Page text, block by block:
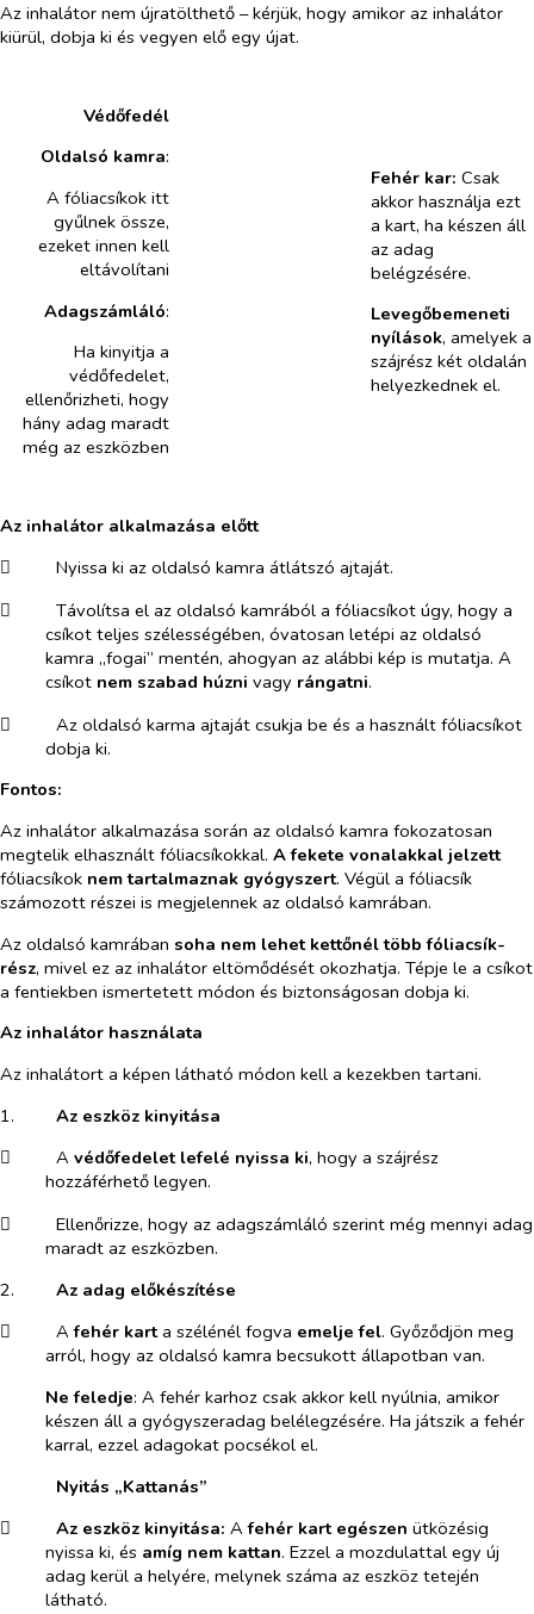
Az inhalátor nem újratölthető – kérjük, hogy amikor az inhalátor
kiürül, dobja ki és vegyen elő egy újat.
Védőfedél
Oldalsó kamra:
A fóliacsíkok itt
gyűlnek össze,
ezeket innen kell
eltávolítani
Adagszámláló:
Ha kinyitja a
védőfedelet,
ellenőrizheti, hogy
hány adag maradt
még az eszközben
Fehér kar: Csak
akkor használja ezt
a kart, ha készen áll
az adag
belégzésére.
Levegőbemeneti
nyílások, amelyek a
szájrész két oldalán
helyezkednek el.
Az inhalátor alkalmazása előtt
​
Nyissa ki az oldalsó kamra átlátszó ajtaját.
​
Távolítsa el az oldalsó kamrából a fóliacsíkot úgy, hogy a
csíkot teljes szélességében, óvatosan letépi az oldalsó
kamra „fogai” mentén, ahogyan az alábbi kép is mutatja. A
csíkot nem szabad húzni vagy rángatni.
​
Az oldalsó karma ajtaját csukja be és a használt fóliacsíkot
dobja ki.
Fontos:
Az inhalátor alkalmazása során az oldalsó kamra fokozatosan
megtelik elhasznált fóliacsíkokkal. A fekete vonalakkal jelzett
fóliacsíkok nem tartalmaznak gyógyszert. Végül a fóliacsík
számozott részei is megjelennek az oldalsó kamrában.
Az oldalsó kamrában soha nem lehet kettőnél több fóliacsík-
rész, mivel ez az inhalátor eltömődését okozhatja. Tépje le a csíkot
a fentiekben ismertetett módon és biztonságosan dobja ki.
Az inhalátor használata
Az inhalátort a képen látható módon kell a kezekben tartani.
1.​
Az eszköz kinyitása
​
A védőfedelet lefelé nyissa ki, hogy a szájrész
hozzáférhető legyen.
​
Ellenőrizze, hogy az adagszámláló szerint még mennyi adag
maradt az eszközben.
2.​
Az adag előkészítése
​
Afehér karta szélénél fogva emelje fel. Győződjön meg
arról, hogy az oldalsó kamra becsukott állapotban van.
Ne feledje: A fehér karhoz csak akkor kell nyúlnia, amikor
készen áll a gyógyszeradag belélegzésére. Ha játszik a fehér
karral, ezzel adagokat pocsékol el.
Nyitás „Kattanás”
​
Az eszköz kinyitása: Afehér kart egészen ütközésig
nyissa ki, és amíg nem kattan. Ezzel a mozdulattal egy új
adag kerül a helyére, melynek száma az eszköz tetején
látható.